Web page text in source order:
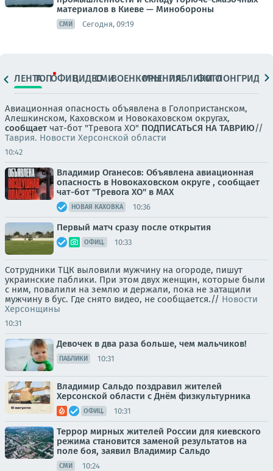
материалов в Киеве — Минобороны
СМИ Сегодня, 09:19
ЛЕНТАТОПОФИЦ.ВИДЕОСМИВОЕНКОРЫМНЕНИЯПАБЛИКИ
ФОТОЛОНГРИДЫ
Авиационная опасность объявлена в Голопристанском,
Алешкинском, Каховском и Новокаховском округах,
сообщает чат-бот "Тревога ХО" ПОДПИСАТЬСЯ НА ТАВРИЮ//
Таврия. Новости Херсонской области
10:42
Владимир Оганесов: Объявлена авиационная
опасность в Новокаховском округе , сообщает
чат-бот "Тревога ХО" в MAX
НОВАЯ КАХОВКА 10:36
Первый матч сразу после открытия
ОФИЦ. 10:33
Сотрудники ТЦК выловили мужчину на огороде, пишут
украинские паблики. При этом двух женщин, которые были
с ним, повалили на землю и держали, пока не затащили
мужчину в бус. Где снято видео, не сообщается.// Новости
Херсонщины
10:31
Девочек в два раза больше, чем мальчиков!
ПАБЛИКИ 10:31
Владимир Сальдо поздравил жителей
Херсонской области с Днём физкультурника
ОФИЦ. 10:31
Террор мирных жителей России для киевского
режима становится заменой результатов на
поле боя, заявил Владимир Сальдо
СМИ 10:24